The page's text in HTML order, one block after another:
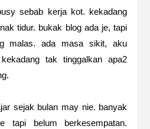
sebab kerja kot. kekadang
tidur. bukak blog ada je, tapi
malas. ada masa sikit, aku
tak tinggalkan apa2
sejak bulan may nie. banyak
tapi belum berkesempatan.